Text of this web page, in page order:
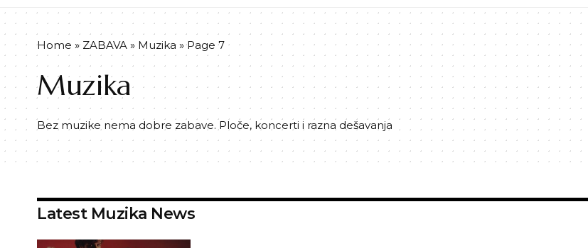
Home » ZABAVA » Muzika »Page 7
Muzika
Bez muzike nema dobre zabave. Ploče, koncerti i razna dešavanja
Latest Muzika News